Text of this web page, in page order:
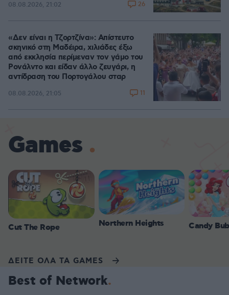
08.08.2026, 21:02 26
«Δεν είναι η Τζορτζίνα»: Απίστευτο
σκηνικό στη Μαδέιρα, χιλιάδες έξω
από εκκλησία περίμεναν τον γάμο του
Ρονάλντο και είδαν άλλο ζευγάρι, η
αντίδραση του Πορτογάλου σταρ
08.08.2026, 21:05 11
Games
Cut The Rope Northern Heights Candy
ΔΕΙΤΕ ΟΛΑ ΤΑ GAMES
Best of Network